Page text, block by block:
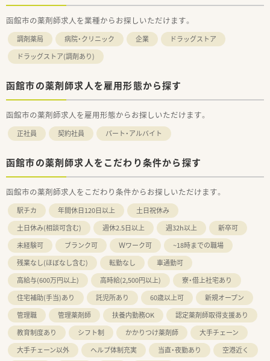
函館市の薬剤師求人を業種からお探しいただけます。
調剤薬局 病院・クリニック 企業
ドラッグストア
ドラッグストア(調剤あり)
函館市の薬剤師求人を雇用形態から探す
函館市の薬剤師求人を雇用形態からお探しいただけます。
正社員 契約社員 パート・アルバイト
函館市の薬剤師求人をこだわり条件から探す
函館市の薬剤師求人をこだわり条件からお探しいただけます。
駅チカ 年間休日120日以上
土日祝休み
土日休み(相談可含む)
週休2.5日以上 週32h以上
新卒可
未経験可
ブランク可 Ｗワーク可
~18時までの職場
残業なし(ほぼなし含む)
転勤なし
車通勤可
高給与(600万円以上)
高時給(2,500円以上)
寮・借上社宅あり
住宅補助(手当)あり
託児所あり 60歳以上可
新規オープン
管理職
管理薬剤師 扶養内勤務OK
認定薬剤師取得支援あり
教育制度あり
シフト制 かかりつけ薬剤師
大手チェーン
大手チェーン以外
ヘルプ体制充実 当直・夜勤あり
空港近く